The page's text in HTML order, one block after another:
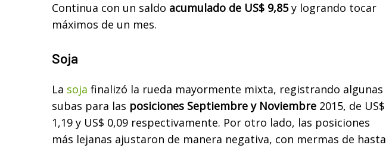
Continua con un saldo acumulado de US$ 9,85y logrando tocar
máximos de un mes.
Soja
La soja finalizó la rueda mayormente mixta, registrando algunas
subas para las posiciones Septiembre y Noviembre 2015, de US$
1,19 y US$ 0,09 respectivamente. Por otro lado, las posiciones
más lejanas ajustaron de manera negativa, con mermas de hasta